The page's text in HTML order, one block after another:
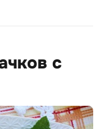
с